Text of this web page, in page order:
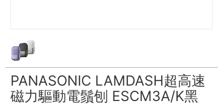
PANASONIC LAMDASH超高速
磁力驅動電鬚刨 ESCM3A/K黑